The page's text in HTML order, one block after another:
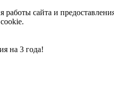
сайта и
на 3 года!